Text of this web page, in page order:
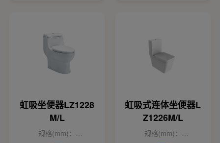
虹吸坐便器LZ1228
M/L
规格(mm)：
虹吸式连体坐便器L
Z1226M/L
规格(mm)：